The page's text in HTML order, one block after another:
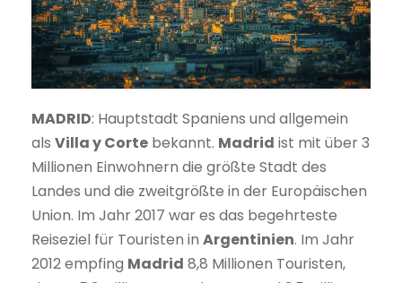
MADRID: Hauptstadt Spaniens und allgemein
als Villa y Corte bekannt. Madrid ist mit über 3
Millionen Einwohnern die größte Stadt des
Landes und die zweitgrößte in der Europäischen
Union. Im Jahr 2017 war es das begehrteste
Reiseziel für Touristen in Argentinien. Im Jahr
2012 empfing Madrid 8,8 Millionen Touristen,